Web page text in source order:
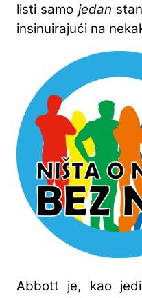
listi samo jedan
insinuirajući na
Abbott je, kao